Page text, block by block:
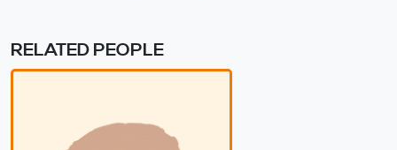
RELATED PEOPLE